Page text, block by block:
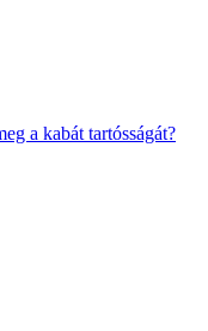
a kabát tartósságát?